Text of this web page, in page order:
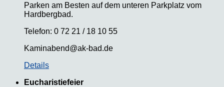
Parken am Besten auf dem unteren Parkplatz vom
Hardbergbad.
Telefon: 0 72 21 / 18 10 55
Kaminabend@ak-bad.de
Details
Eucharistiefeier